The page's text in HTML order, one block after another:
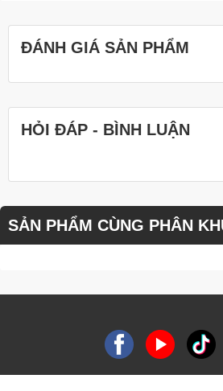
ĐÁNH GIÁ SẢN PHẨM
HỎI ĐÁP - BÌNH LUẬN
SẢN PHẨM CÙNG PHÂN